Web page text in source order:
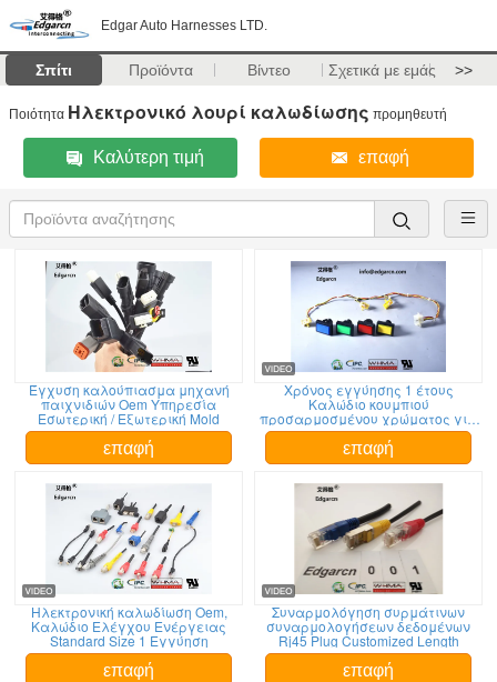
Edgar Auto Harnesses LTD.
Σπίτι Προϊόντα Βίντεο Σχετικά με εμάς >>
Ποιότητα Ηλεκτρονικό λουρί καλωδίωσης προμηθευτή
Καλύτερη τιμή επαφή
Έγχυση καλούπιασμα μηχανή
παιχνιδιών Oem Υπηρεσία
Εσωτερική / Εξωτερική Mold
επαφή
Χρόνος εγγύησης 1 έτους
Καλώδιο κουμπιού
προσαρμοσμένου χρώματος για
μηχανή τυχερών παιχνιδιών
επαφή
Ηλεκτρονική καλωδίωση Oem,
Καλώδιο Ελέγχου Ενέργειας
Standard Size 1 Εγγύηση
επαφή
Συναρμολόγηση συρμάτινων
συναρμολογήσεων δεδομένων
Rj45 Plug Customized Length
επαφή